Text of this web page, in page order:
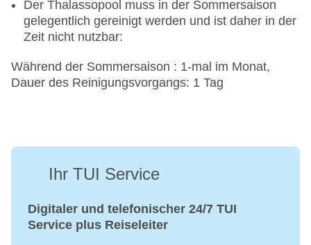
Der Thalassopool muss in der Sommersaison
gelegentlich gereinigt werden und ist daher in der
Zeit nicht nutzbar:
Während der Sommersaison : 1-mal im Monat,
Dauer des Reinigungsvorgangs: 1 Tag
Ihr TUI Service
Digitaler und telefonischer 24/7 TUI
Service plus Reiseleiter